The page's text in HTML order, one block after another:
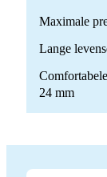
Maximale
Lange
24 mm